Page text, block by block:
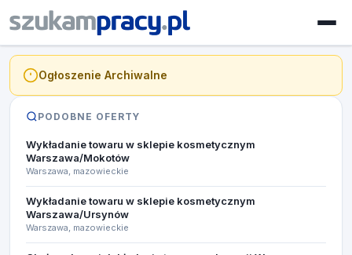
Ogłoszenie Archiwalne
PODOBNE OFERTY
Wykładanie towaru w sklepie kosmetycznym
Warszawa/Mokotów
Warszawa, mazowieckie
Wykładanie towaru w sklepie kosmetycznym
Warszawa/Ursynów
Warszawa, mazowieckie